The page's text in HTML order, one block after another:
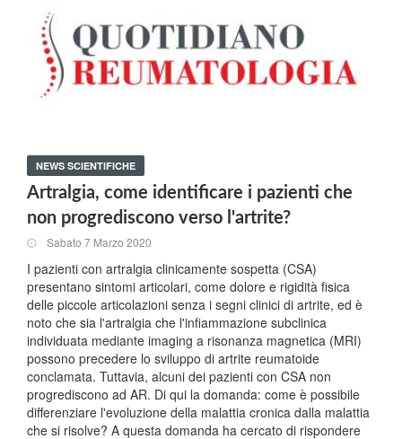
NEWS SCIENTIFICHE
Artralgia, come identificare i pazienti che
non progrediscono verso l'artrite?
Sabato 7 Marzo 2020
I pazienti con artralgia clinicamente sospetta (CSA)
presentano sintomi articolari, come dolore e rigidità fisica
delle piccole articolazioni senza i segni clinici di artrite, ed è
noto che sia l'artralgia che l'infiammazione subclinica
individuata mediante imaging a risonanza magnetica (MRI)
possono precedere lo sviluppo di artrite reumatoide
conclamata. Tuttavia, alcuni dei pazienti con CSA non
progrediscono ad AR. Di qui la domanda: come è possibile
differenziare l'evoluzione della malattia cronica dalla malattia
che si risolve? A questa domanda ha cercato di rispondere